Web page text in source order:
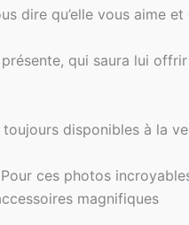
dire qu’elle vous aime et
qui saura lui
disponibles à la
ces photos
magnifiques